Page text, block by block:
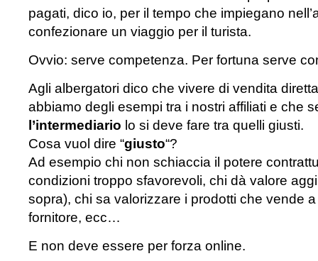
pagati, dico io, per il tempo che impiegano
confezionare un viaggio per il turista.
Ovvio: serve competenza. Per fortuna serve
Agli albergatori dico che vivere di vendita
abbiamo degli esempi tra i nostri affiliati e che
l’intermediario lo si deve fare tra quelli giusti.
Cosa vuol dire “giusto“?
Ad esempio chi non schiaccia il potere
condizioni troppo sfavorevoli, chi dà valore
sopra), chi sa valorizzare i prodotti che vende
fornitore, ecc…
E non deve essere per forza online.